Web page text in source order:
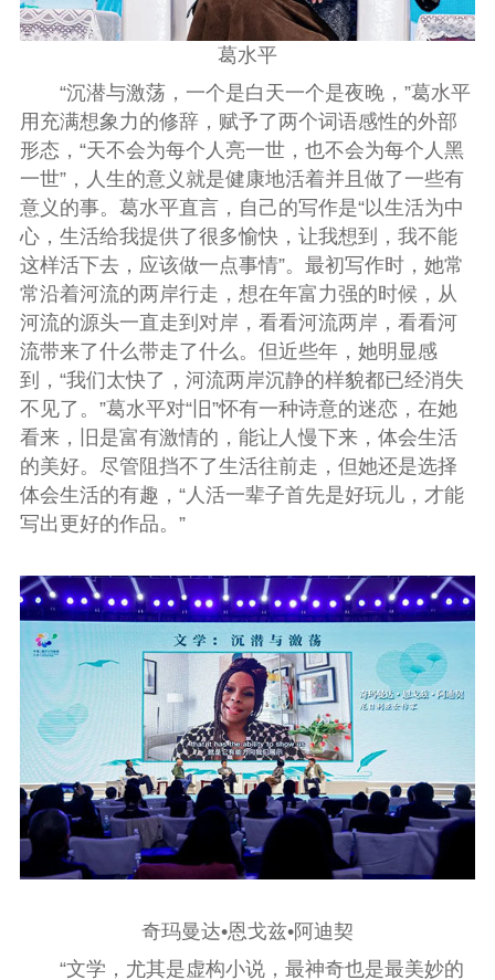
葛水平
“沉潜与激荡，一个是白天一个是夜晚，”葛水平
用充满想象力的修辞，赋予了两个词语感性的外部
形态，“天不会为每个人亮一世，也不会为每个人黑
一世”，人生的意义就是健康地活着并且做了一些有
意义的事。葛水平直言，自己的写作是“以生活为中
心，生活给我提供了很多愉快，让我想到，我不能
这样活下去，应该做一点事情”。最初写作时，她常
常沿着河流的两岸行走，想在年富力强的时候，从
河流的源头一直走到对岸，看看河流两岸，看看河
流带来了什么带走了什么。但近些年，她明显感
到，“我们太快了，河流两岸沉静的样貌都已经消失
不见了。”葛水平对“旧”怀有一种诗意的迷恋，在她
看来，旧是富有激情的，能让人慢下来，体会生活
的美好。尽管阻挡不了生活往前走，但她还是选择
体会生活的有趣，“人活一辈子首先是好玩儿，才能
写出更好的作品。”
奇玛曼达•恩戈兹•阿迪契
“文学，尤其是虚构小说，最神奇也是最美妙的